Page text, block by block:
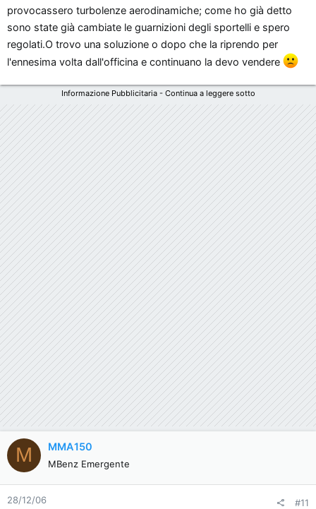
provocassero turbolenze aerodinamiche; come ho già detto
sono state già cambiate le guarnizioni degli sportelli e spero
regolati.O trovo una soluzione o dopo che la riprendo per
l'ennesima volta dall'officina e continuano la devo vendere
Informazione Pubblicitaria - Continua a leggere sotto
M MMA150
MBenz Emergente
28/12/06 #11